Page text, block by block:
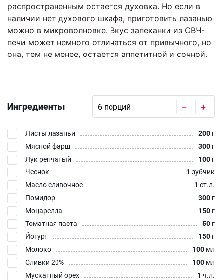
распространенным остается духовка. Но если в
наличии нет духового шкафа, приготовить лазанью
можно в микроволновке. Вкус запеканки из СВЧ-
печи может немного отличаться от привычного, но
она, тем не менее, остается аппетитной и сочной.
Ингредиенты – +
Листы лазаньи 200 г
Мясной фарш
300 г
Лук репчатый
100 г
Чеснок
1 зубчик
Масло сливочное
1 ст.л.
Помидор
300 г
Моцарелла
150 г
Томатная паста
50 г
Йогурт
150 г
Молоко
100 мл
Сливки 20%
100 мл
Мускатный орех
1 ч.л.